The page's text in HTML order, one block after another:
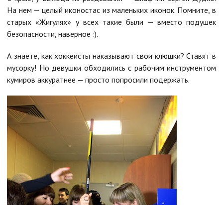
На нем — целый иконостас из маленьких иконок. Помните, в
старых «Жигулях» у всех такие были — вместо подушек
безопасности, наверное :).
А знаете, как хоккеисты наказывают свои клюшки? Ставят в
мусорку! Но девушки обходились с рабочим инструментом
кумиров аккуратнее — просто попросили подержать.